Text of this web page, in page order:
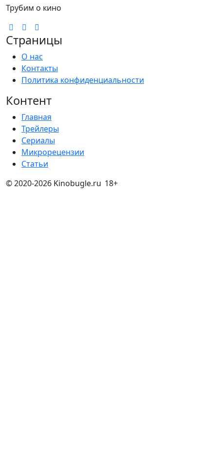
Трубим о кино
Страницы
О нас
Контакты
Политика конфиденциальности
Контент
Главная
Трейлеры
Сериалы
Микрорецензии
Статьи
© 2020-2026 Kinobugle.ru 18+